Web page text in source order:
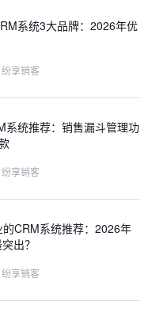
系统3大品牌：2026年优
纷享销客
系统推荐：销售漏斗管理功
纷享销客
CRM系统推荐：2026年
出？
纷享销客